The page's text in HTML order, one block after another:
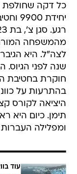
כל דקה שחולפת
מהמשפחה
לצה"ל. היא
שנה לפני הגיוס.
חוקרת בחטיבת
בהתרעות על
היציאה לקורס
תימן. כיום היא
ומפלילה
עוד